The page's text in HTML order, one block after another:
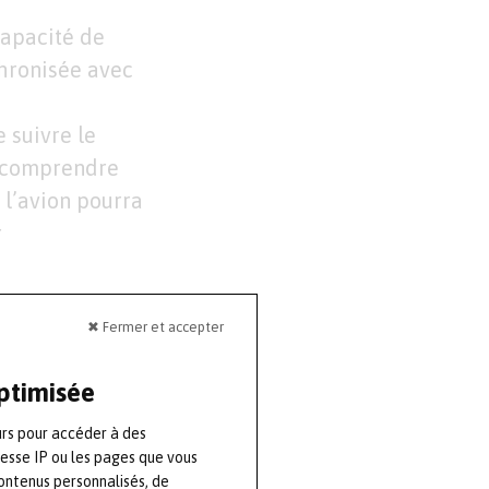
✖ Fermer et accepter
pour accéder à des
IP ou les pages que vous
personnalisés, de
de
avec
suivre le
pourra
ayant
de l’erreur
son